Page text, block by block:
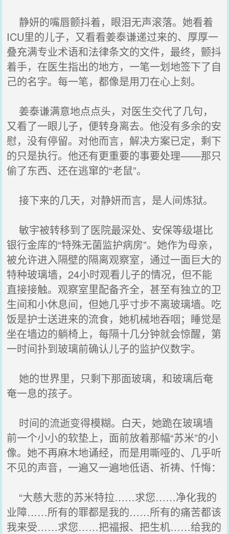
静妍的嘴唇颤抖着，眼泪无声滚落。她看着
ICU里的儿子，又看看姜泰谦递过来的、厚厚一
叠充满专业术语和法律条文的文件，最终，颤抖
着手，在医生指出的地方，一笔一划地签下了自
己的名字。每一笔，都像是用刀在心上刻。
姜泰谦满意地点点头，对医生交代了几句，
又看了一眼儿子，便转身离去。他没有多余的安
慰，没有停留。对他而言，解决方案已定，剩下
的只是执行。他还有更重要的事要处理——那只
偷了东西、还在逃窜的“老鼠”。
接下来的几天，对静妍而言，是人间炼狱。
敏宇被转移到了医院最深处、安保等级堪比
银行金库的“特殊无菌监护病房”。她作为母亲，
被允许进入隔壁的隔离观察室，通过一面巨大的
特种玻璃墙，24小时观看儿子的情况，但不能
直接接触。观察室里配备齐全，甚至有独立的卫
生间和小休息间，但她几乎寸步不离玻璃墙。吃
饭是护士送进来的流食，她机械地吞咽；睡觉是
坐在墙边的躺椅上，每隔十几分钟就会惊醒，第
一时间扑到玻璃前确认儿子的监护仪数字。
她的世界里，只剩下那面玻璃，和玻璃后奄
奄一息的孩子。
时间的流逝变得模糊。白天，她跪在玻璃墙
前一个小小的软垫上，面前放着那幅“苏米”的小
像。她不再麻木地诵经，而是用嘶哑的、几乎听
不见的声音，一遍又一遍地低语、祈祷、忏悔：
“大慈大悲的苏米特拉……求您……净化我的
业障……所有的罪都是我的……所有的痛苦都该
我来受……求您……把福报、把生机……给我的